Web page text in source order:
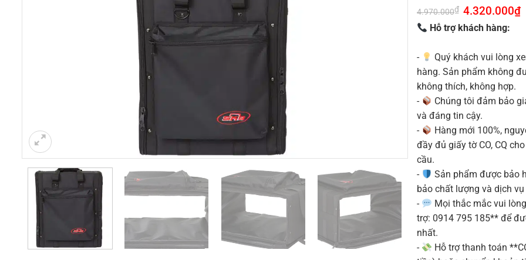
4.970.000₫ Giá
gốc
là:
4.970.000₫.
4.320.000₫
Hỗ trợ khách hàng:
-
Quý khách vui lòng
hàng. Sản phẩm không
không thích, không hợp.
-
Chúng tôi đảm bảo
và đáng tin cậy.
-
Hàng mới 100%,
đầy đủ giấy tờ CO, CQ
cầu.
-
Sản phẩm được bảo
bảo chất lượng và dịch
-
Mọi thắc mắc vui
trợ: 0914 795 185** để
nhất.
-
Hỗ trợ thanh toán